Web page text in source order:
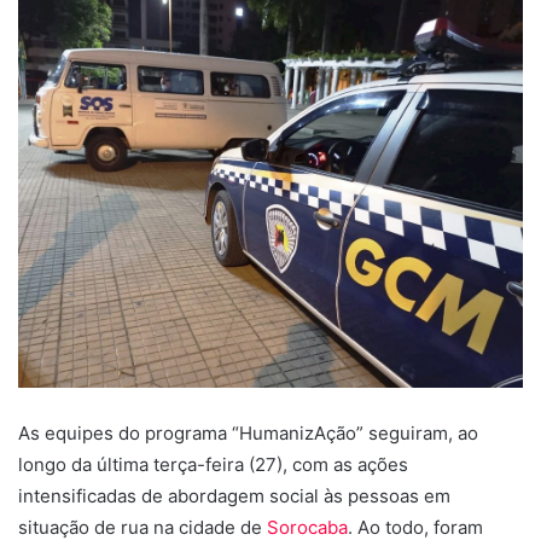
As equipes do programa “HumanizAção” seguiram, ao
longo da última terça-feira (27), com as ações
intensificadas de abordagem social às pessoas em
situação de rua na cidade de Sorocaba. Ao todo, foram